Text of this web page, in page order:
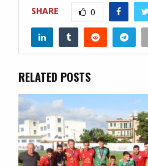
SHARE 0
RELATED POSTS